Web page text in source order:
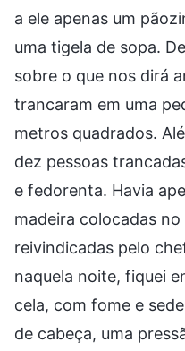
a ele apenas um
uma tigela de sopa.
sobre o que nos dirá
trancaram em uma
metros quadrados.
dez pessoas
e fedorenta. Havia
madeira colocadas
reivindicadas pelo
naquela noite, fiquei
cela, com fome e
de cabeça, uma